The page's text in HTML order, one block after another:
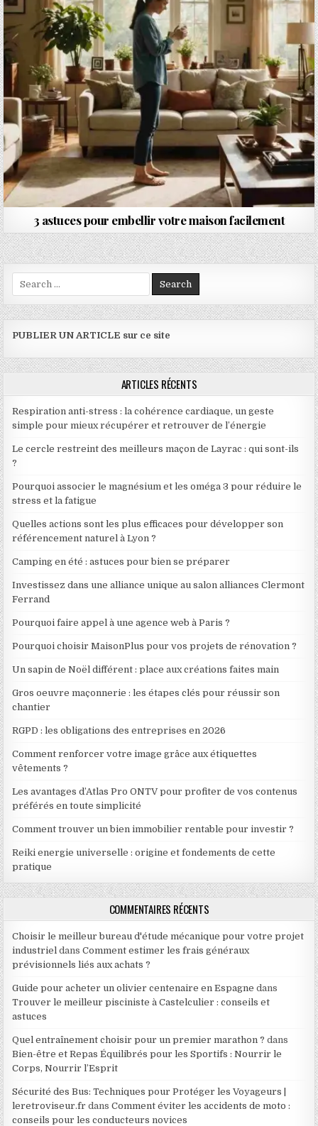
3 astuces pour embellir votre maison facilement
Search for:
PUBLIER UN ARTICLE sur ce site
ARTICLES RÉCENTS
Respiration anti-stress : la cohérence cardiaque, un geste
simple pour mieux récupérer et retrouver de l’énergie
Le cercle restreint des meilleurs maçon de Layrac : qui sont-ils
?
Pourquoi associer le magnésium et les oméga 3 pour réduire le
stress et la fatigue
Quelles actions sont les plus efficaces pour développer son
référencement naturel à Lyon ?
Camping en été : astuces pour bien se préparer
Investissez dans une alliance unique au salon alliances Clermont
Ferrand
Pourquoi faire appel à une agence web à Paris ?
Pourquoi choisir MaisonPlus pour vos projets de rénovation ?
Un sapin de Noël différent : place aux créations faites main
Gros oeuvre maçonnerie : les étapes clés pour réussir son
chantier
RGPD : les obligations des entreprises en 2026
Comment renforcer votre image grâce aux étiquettes
vêtements ?
Les avantages d’Atlas Pro ONTV pour profiter de vos contenus
préférés en toute simplicité
Comment trouver un bien immobilier rentable pour investir ?
Reiki energie universelle : origine et fondements de cette
pratique
COMMENTAIRES RÉCENTS
Choisir le meilleur bureau d'étude mécanique pour votre projet
industriel dansComment estimer les frais généraux
prévisionnels liés aux achats ?
Guide pour acheter un olivier centenaire en Espagne dans
Trouver le meilleur pisciniste à Castelculier : conseils et
astuces
Quel entraînement choisir pour un premier marathon ? dans
Bien-être et Repas Équilibrés pour les Sportifs : Nourrir le
Corps, Nourrir l’Esprit
Sécurité des Bus: Techniques pour Protéger les Voyageurs |
leretroviseur.fr dansComment éviter les accidents de moto :
conseils pour les conducteurs novices